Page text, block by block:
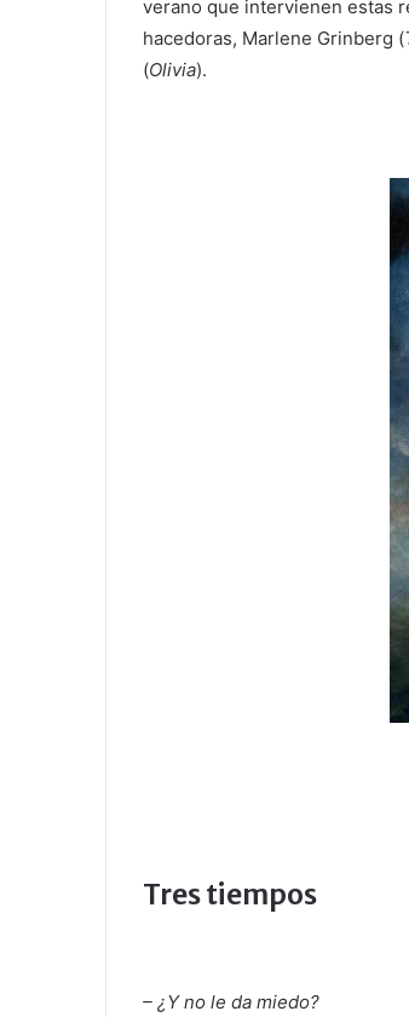
verano que intervienen estas
hacedoras, Marlene Grinberg (
(Olivia).
Tres tiempos
– ¿Y no le da miedo?